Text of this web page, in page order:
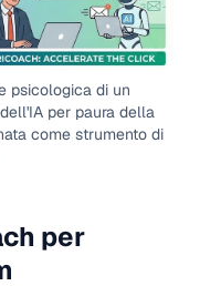
psicologica di un
per paura della
come strumento di
per